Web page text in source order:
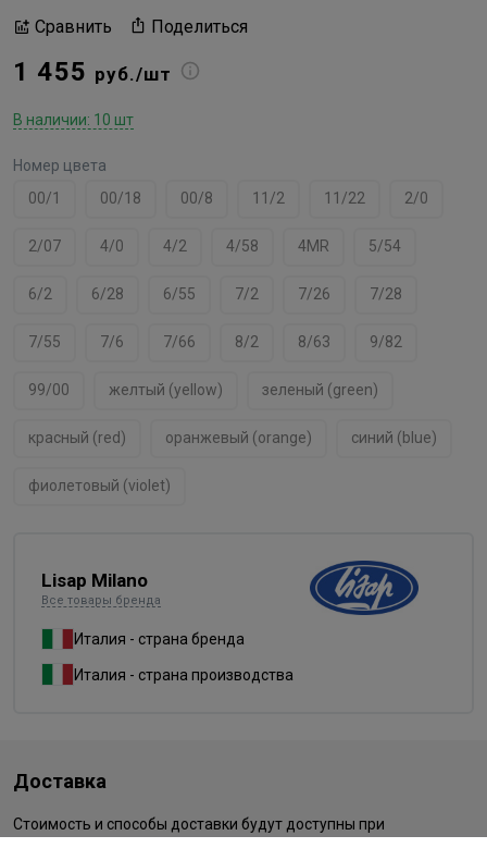
Сравнить Поделиться
1 455 руб./шт
В наличии: 10 шт
Номер цвета
00/1
00/18 00/8 11/2 11/22 2/0
2/07 4/0 4/2 4/58 4MR 5/54
6/2 6/28 6/55 7/2 7/26 7/28
7/55 7/6 7/66 8/2 8/63 9/82
99/00 желтый (yellow) зеленый (green)
красный (red) оранжевый (orange) синий (blue)
фиолетовый (violet)
Lisap Milano
Все товары бренда
Италия - страна бренда
Италия - страна производства
Доставка
Стоимость и способы доставки будут доступны при